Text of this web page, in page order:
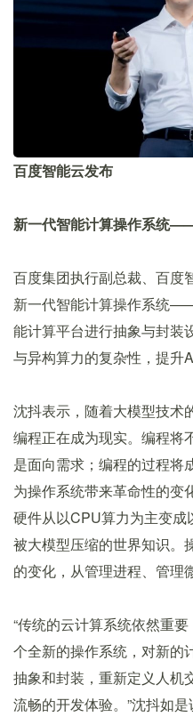
百度智能云发布
新一代智能计算操作系统
百度集团执行副总裁、百度
新一代智能计算操作系统
能计算平台进行抽象与封装
与异构算力的复杂性，提升
沈抖表示，随着大模型技术
编程正在成为现实。编程将
是面向需求；编程的过程将
为操作系统带来革命性的变
硬件从以CPU算力为主变
被大模型压缩的世界知识。
的变化，从管理进程、管理
“传统的云计算系统依然重
个全新的操作系统，对新的
抽象和封装，重新定义人机
流畅的开发体验。”沈抖如是